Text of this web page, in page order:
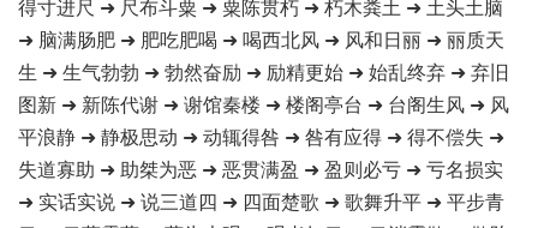
得寸进尺 ➜ 尺布斗粟 ➜ 粟陈贯朽 ➜ 朽木粪土 ➜ 土头土脑
➜ 脑满肠肥 ➜ 肥吃肥喝 ➜ 喝西北风 ➜ 风和日丽 ➜ 丽质天
生 ➜ 生气勃勃 ➜ 勃然奋励 ➜ 励精更始 ➜ 始乱终弃 ➜ 弃旧
图新 ➜ 新陈代谢 ➜ 谢馆秦楼 ➜ 楼阁亭台 ➜ 台阁生风 ➜ 风
平浪静 ➜ 静极思动 ➜ 动辄得咎 ➜ 咎有应得 ➜ 得不偿失 ➜
失道寡助 ➜ 助桀为恶 ➜ 恶贯满盈 ➜ 盈则必亏 ➜ 亏名损实
➜ 实话实说 ➜ 说三道四 ➜ 四面楚歌 ➜ 歌舞升平 ➜ 平步青